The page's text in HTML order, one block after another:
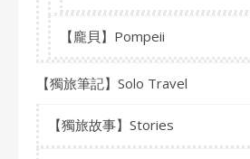
【龐貝】Pompeii
【獨旅筆記】Solo Travel
【獨旅故事】Stories